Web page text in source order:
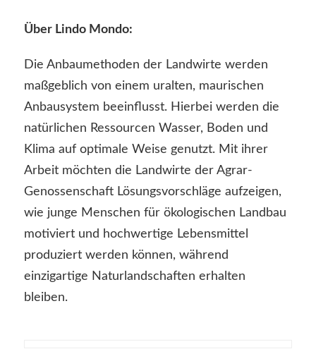
Über Lindo Mondo:
Die Anbaumethoden der Landwirte werden
maßgeblich von einem uralten, maurischen
Anbausystem beeinflusst. Hierbei werden die
natürlichen Ressourcen Wasser, Boden und
Klima auf optimale Weise genutzt. Mit ihrer
Arbeit möchten die Landwirte der Agrar-
Genossenschaft Lösungsvorschläge aufzeigen,
wie junge Menschen für ökologischen Landbau
motiviert und hochwertige Lebensmittel
produziert werden können, während
einzigartige Naturlandschaften erhalten
bleiben.